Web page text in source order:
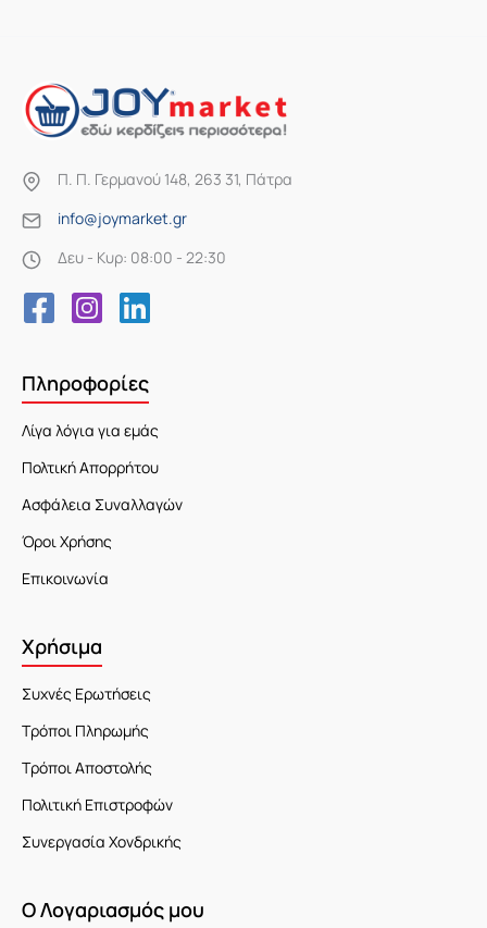
Π. Π. Γερμανού 148, 263 31, Πάτρα
info@joymarket.gr
Δευ - Κυρ: 08:00 - 22:30
Πληροφορίες
Λίγα λόγια για εμάς
Πολτική Απορρήτου
Ασφάλεια Συναλλαγών
Όροι Χρήσης
Επικοινωνία
Χρήσιμα
Συχνές Ερωτήσεις
Τρόποι Πληρωμής
Τρόποι Αποστολής
Πολιτική Επιστροφών
Συνεργασία Χονδρικής
Ο Λογαριασμός μου